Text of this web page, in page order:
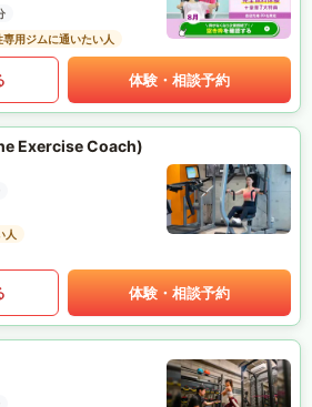
専用ジムに通いたい人
体験・相談予約
Exercise Coach)
人
体験・相談予約